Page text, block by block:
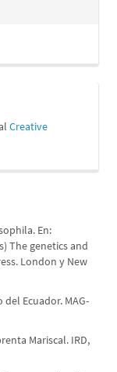
Creative
En:
The genetics and
London y New
Ecuador. MAG-
Mariscal. IRD,